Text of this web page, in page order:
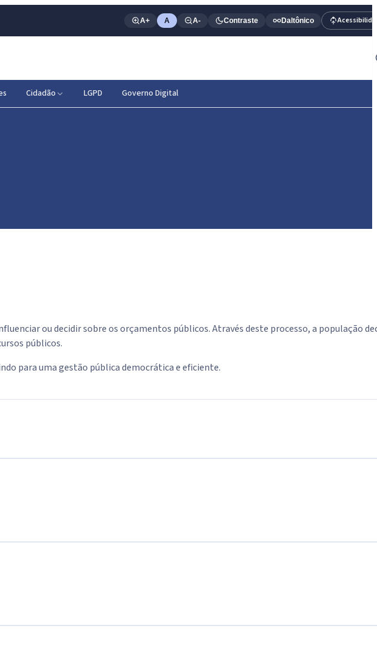
A+ A A- Contraste Daltônico
Cidadão LGPD Governo Digital
ou decidir sobre os orçamentos públicos. Através deste processo, a população
públicos.
para uma gestão pública democrática e eficiente.